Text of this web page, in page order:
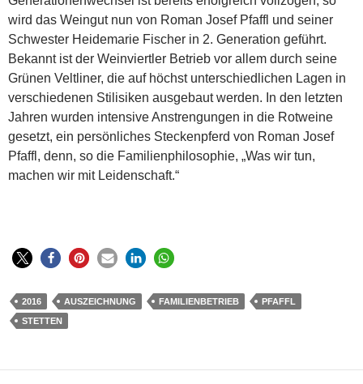
wird das Weingut nun von Roman Josef Pfaffl und seiner
Schwester Heidemarie Fischer in 2. Generation geführt.
Bekannt ist der Weinviertler Betrieb vor allem durch seine
Grünen Veltliner, die auf höchst unterschiedlichen Lagen in
verschiedenen Stilisiken ausgebaut werden. In den letzten
Jahren wurden intensive Anstrengungen in die Rotweine
gesetzt, ein persönliches Steckenpferd von Roman Josef
Pfaffl, denn, so die Familienphilosophie, „Was wir tun,
machen wir mit Leidenschaft.“
2016 AUSZEICHNUNG FAMILIENBETRIEB
PFAFFL
STETTEN